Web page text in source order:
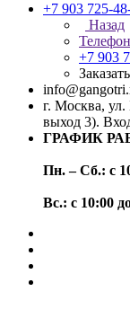
+7 903 725-
Назад
+7 903
г. Москва,
выход 3).
ГРАФИК
Пн. – Сб.: с
Вс.: с 10:00